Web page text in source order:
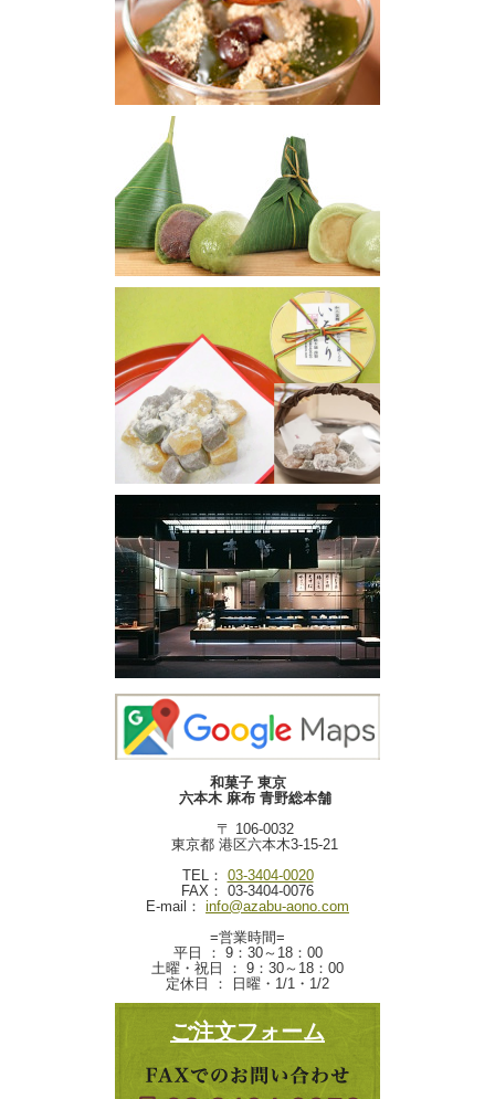
和菓子 東京
六本木 麻布 青野総本舗
〒 106-0032
東京都 港区六本木3-15-21
TEL： 03-3404-0020
FAX： 03-3404-0076
E-mail： info@azabu-aono.com
=営業時間=
平日 ： 9：30～18：00
土曜・祝日 ： 9：30～18：00
定休日 ： 日曜・1/1・1/2
ご注文フォーム